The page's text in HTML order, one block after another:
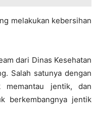
melakukan kebersihan
dari Dinas Kesehatan
Salah satunya dengan
memantau jentik, dan
berkembangnya jentik